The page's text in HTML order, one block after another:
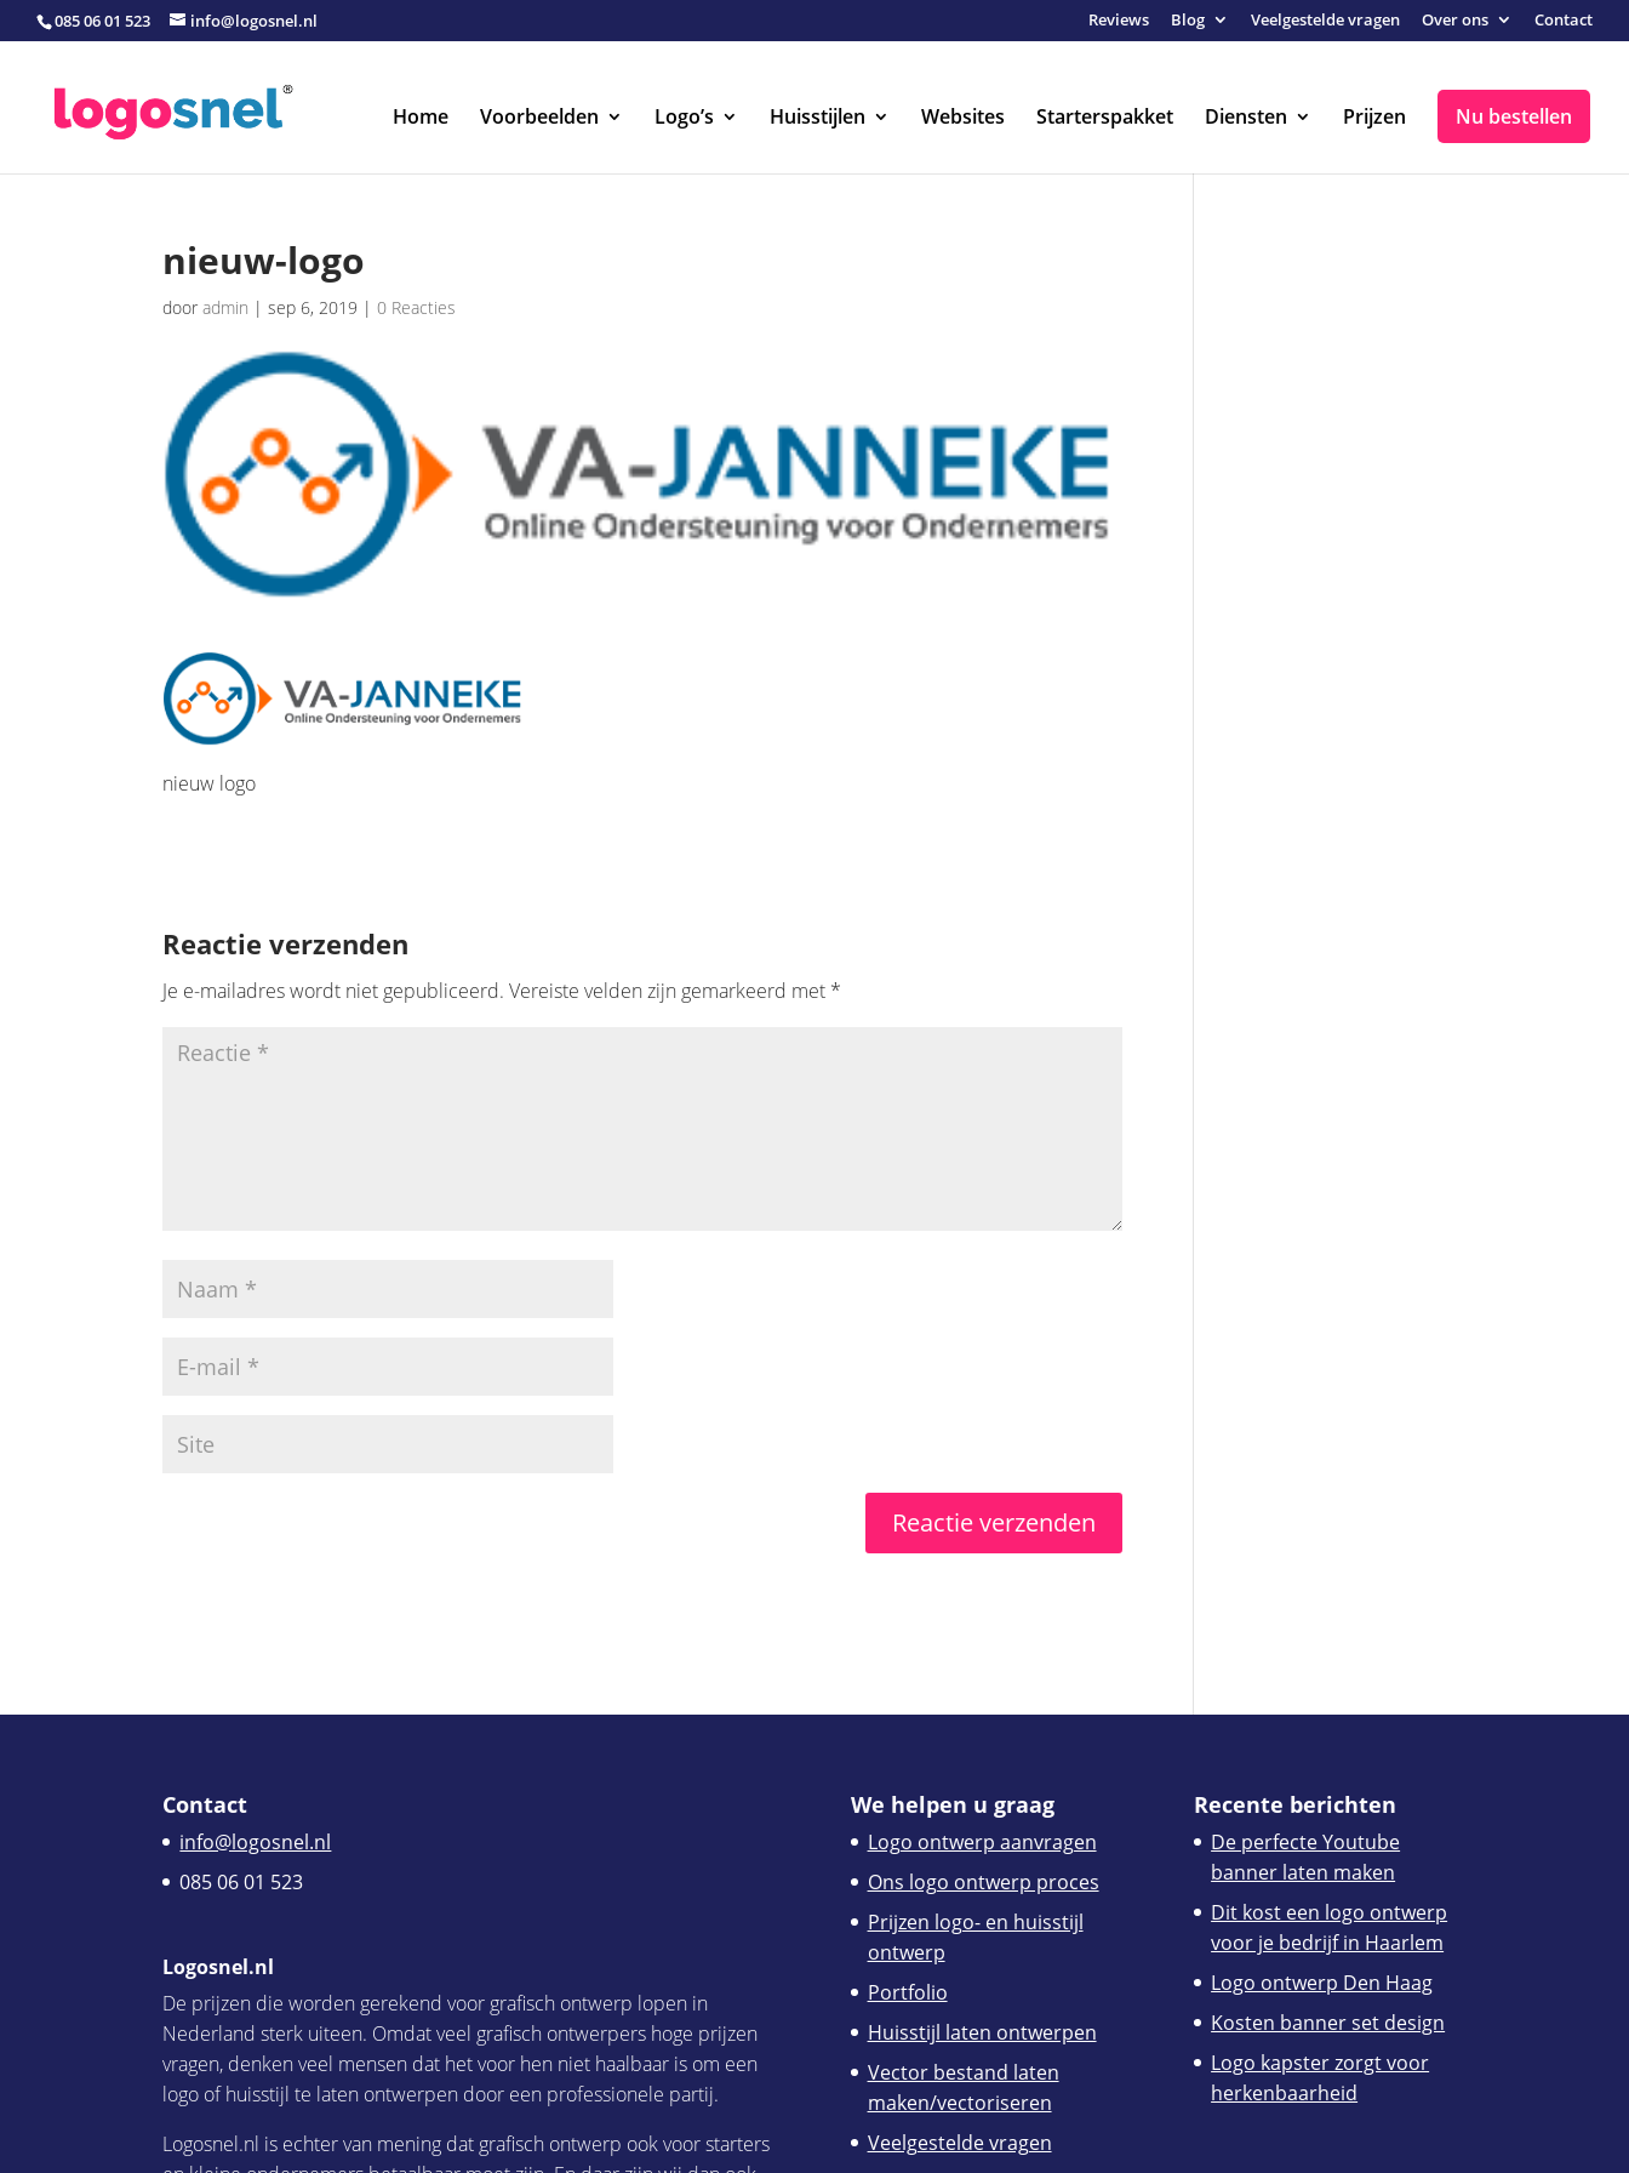
085 06 01 523 info@logosnel.nl Reviews Blog Veelgestelde vragen Over ons Contact
Home Voorbeelden Logo’s Huisstijlen Websites Starterspakket Diensten Prijzen Nu bestellen
nieuw-logo
dooradmin |sep 6, 2019 |0 Reacties
nieuw logo
Reactie verzenden
Je e-mailadres wordt niet gepubliceerd. Vereiste velden zijn gemarkeerd met *
Contact
info@logosnel.nl
085 06 01 523
Logosnel.nl
De prijzen die worden gerekend voor grafisch ontwerp lopen in
Nederland sterk uiteen. Omdat veel grafisch ontwerpers hoge prijzen
vragen, denken veel mensen dat het voor hen niet haalbaar is om een
logo of huisstijl te laten ontwerpen door een professionele partij.
Logosnel.nl is echter van mening dat grafisch ontwerp ook voor starters
We helpen u graag
Logo ontwerp aanvragen
Ons logo ontwerp proces
Prijzen logo- en huisstijl
ontwerp
Portfolio
Huisstijl laten ontwerpen
Vector bestand laten
maken/vectoriseren
Veelgestelde vragen
Recente berichten
De perfecte Youtube
banner laten maken
Dit kost een logo ontwerp
voor je bedrijf in Haarlem
Logo ontwerp Den Haag
Kosten banner set design
Logo kapster zorgt voor
herkenbaarheid